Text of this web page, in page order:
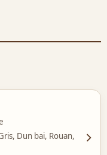
Dun bai, Rouan,